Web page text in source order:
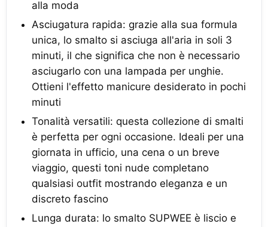
alla moda
Asciugatura rapida: grazie alla sua formula
unica, lo smalto si asciuga all'aria in soli 3
minuti, il che significa che non è necessario
asciugarlo con una lampada per unghie.
Ottieni l'effetto manicure desiderato in pochi
minuti
Tonalità versatili: questa collezione di smalti
è perfetta per ogni occasione. Ideali per una
giornata in ufficio, una cena o un breve
viaggio, questi toni nude completano
qualsiasi outfit mostrando eleganza e un
discreto fascino
Lunga durata: lo smalto SUPWEE è liscio e